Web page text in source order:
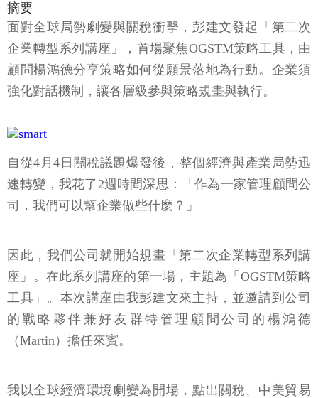
摘要
面對全球局勢劇變與關稅衝擊，彭建文發起「第二次
企業轉型系列講座」，首場聚焦OGSTM策略工具，由
顧問楊鴻德分享策略如何從願景落地為行動。企業須
強化對話機制，讓各層級參與策略規畫與執行。
自從4月4日關稅議題爆發後，整個經濟與產業局勢迅
速轉變，我花了2週時間深思：「作為一家管理顧問公
司，我們可以幫企業做些什麼？」
因此，我們公司就開始規畫「第二次企業轉型系列講
座」。在此系列講座的第一場，主題為「OGSTM策略
工具」。本次講座由我彭建文來主持，並邀請到公司
的戰略夥伴兼好友群特管理顧問公司的楊鴻德
（Martin）擔任來賓。
我以全球經濟環境劇變為開場，點出關稅、中美貿易